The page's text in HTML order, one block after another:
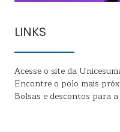
LINKS
Acesse o site da
Encontre o polo mais
Bolsas e descontos para